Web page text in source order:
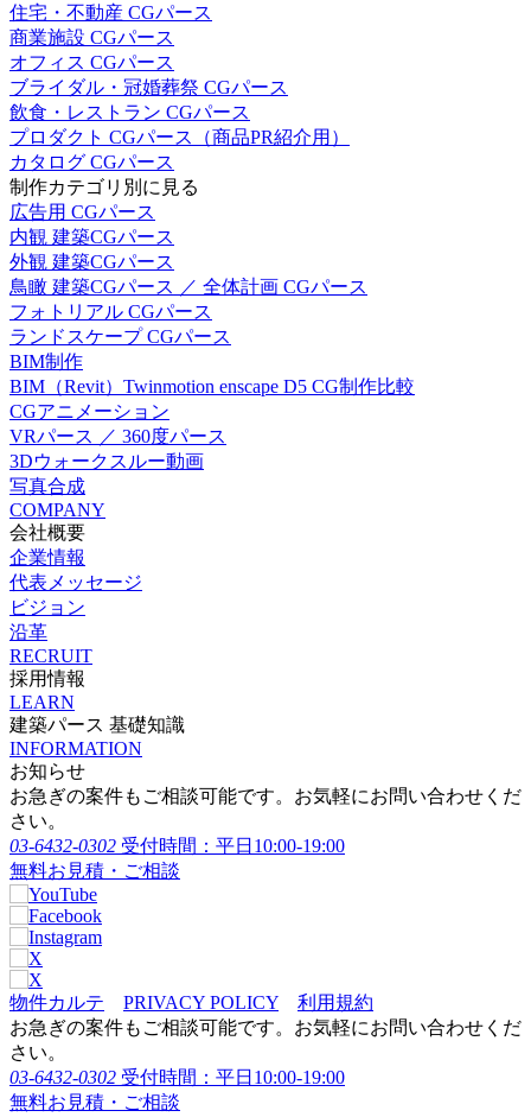
住宅・不動産 CGパース
商業施設 CGパース
オフィス CGパース
ブライダル・冠婚葬祭 CGパース
飲食・レストラン CGパース
プロダクト CGパース（商品PR紹介用）
カタログ CGパース
制作カテゴリ別に見る
広告用 CGパース
内観 建築CGパース
外観 建築CGパース
鳥瞰 建築CGパース ／ 全体計画 CGパース
フォトリアル CGパース
ランドスケープ CGパース
BIM制作
BIM（Revit）Twinmotion enscape D5 CG制作比較
CGアニメーション
VRパース ／ 360度パース
3Dウォークスルー動画
写真合成
COMPANY
会社概要
企業情報
代表メッセージ
ビジョン
沿革
RECRUIT
採用情報
LEARN
建築パース 基礎知識
INFORMATION
お知らせ
お急ぎの案件もご相談可能です。お気軽にお問い合わせくだ
さい。
03-6432-0302 受付時間：平日10:00-19:00
無料お見積・ご相談
物件カルテ PRIVACY POLICY
利用規約
お急ぎの案件もご相談可能です。お気軽にお問い合わせくだ
さい。
03-6432-0302 受付時間：平日10:00-19:00
無料お見積・ご相談